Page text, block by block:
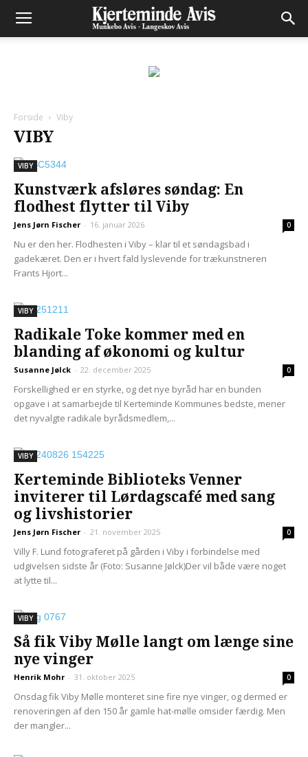
Forside Viby
VIBY
VIBY
Kunstværk afsløres søndag: En
flodhest flytter til Viby
Jens Jørn Fischer - 16. januar 2026 0
Nu er den her. Flodhesten i Viby – klar til et søndagsbad i
gadekæret. Den er i hvert fald lyslevende for trækunstneren
Frants Hjort...
VIBY
Radikale Toke kommer med en
blanding af økonomi og kultur
Susanne Jølck - 22. december 2025 0
Forskellighed er en styrke, og det nye byråd har en bunden
opgave i at samarbejde til Kerteminde Kommunes bedste, mener
det nyvalgte radikale byrådsmedlem,...
VIBY
Kerteminde Biblioteks Venner
inviterer til Lørdagscafé med sang
og livshistorier
Jens Jørn Fischer - 21. november 2025 0
Villy F. Lund fotograferet på gården i Viby i forbindelse med
udgivelsen sidste år (Foto: Susanne Jølck)Der vil både være noget
at lytte til...
VIBY
Så fik Viby Mølle langt om længe sine
nye vinger
Henrik Mohr - 31. oktober 2025 0
Onsdag fik Viby Mølle monteret sine fire nye vinger, og dermed er
renoveringen af den 150 år gamle hat-mølle omsider færdig. Men
der mangler...